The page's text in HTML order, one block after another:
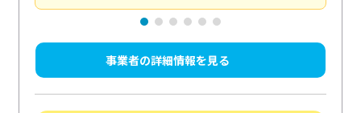
事業者の詳細情報を見る